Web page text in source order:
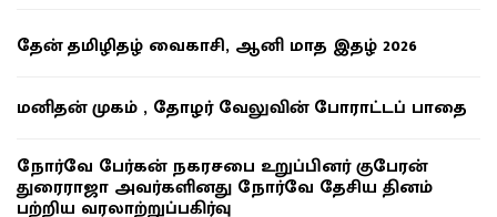
தேன் தமிழிதழ் வைகாசி, ஆனி மாத இதழ் 2026
மனிதன் முகம் , தோழர் வேலுவின் போராட்டப் பாதை
நோர்வே பேர்கன் நகரசபை உறுப்பினர் குபேரன்
துரைராஜா அவர்களினது நோர்வே தேசிய தினம்
பற்றிய வரலாற்றுப்பகிர்வு